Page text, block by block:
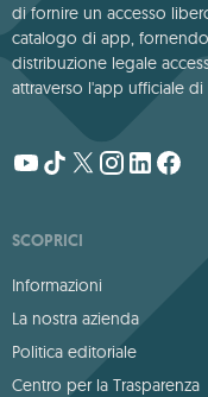
di fornire un accesso
catalogo di app,
distribuzione legale
attraverso l'app ufficiale
SCOPRICI
Informazioni
La nostra azienda
Politica editoriale
Centro per la Trasparenza